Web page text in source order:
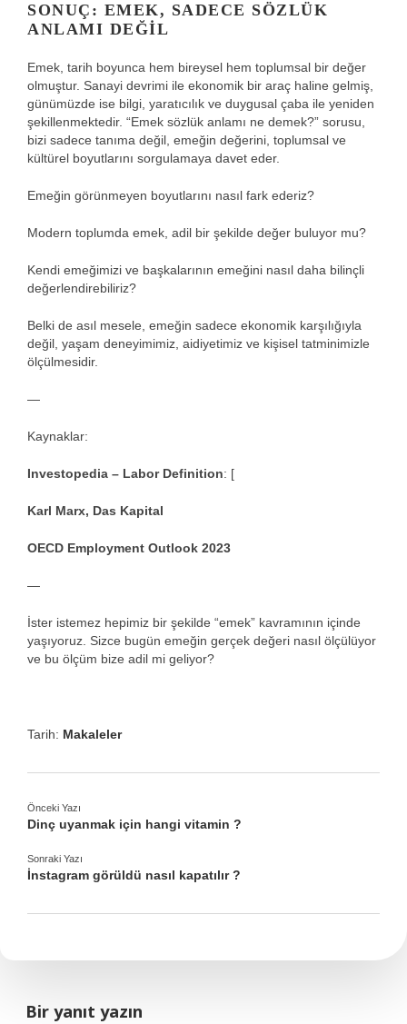
SONUÇ: EMEK, SADECE SÖZLÜK
ANLAMI DEĞIL
Emek, tarih boyunca hem bireysel hem toplumsal bir değer
olmuştur. Sanayi devrimi ile ekonomik bir araç haline gelmiş,
günümüzde ise bilgi, yaratıcılık ve duygusal çaba ile yeniden
şekillenmektedir. “Emek sözlük anlamı ne demek?” sorusu,
bizi sadece tanıma değil, emeğin değerini, toplumsal ve
kültürel boyutlarını sorgulamaya davet eder.
Emeğin görünmeyen boyutlarını nasıl fark ederiz?
Modern toplumda emek, adil bir şekilde değer buluyor mu?
Kendi emeğimizi ve başkalarının emeğini nasıl daha bilinçli
değerlendirebiliriz?
Belki de asıl mesele, emeğin sadece ekonomik karşılığıyla
değil, yaşam deneyimimiz, aidiyetimiz ve kişisel tatminimizle
ölçülmesidir.
—
Kaynaklar:
Investopedia – Labor Definition: [
Karl Marx, Das Kapital
OECD Employment Outlook 2023
—
İster istemez hepimiz bir şekilde “emek” kavramının içinde
yaşıyoruz. Sizce bugün emeğin gerçek değeri nasıl ölçülüyor
ve bu ölçüm bize adil mi geliyor?
Tarih: Makaleler
Önceki Yazı
Dinç uyanmak için hangi vitamin ?
Sonraki Yazı
İnstagram görüldü nasıl kapatılır ?
Bir yanıt yazın